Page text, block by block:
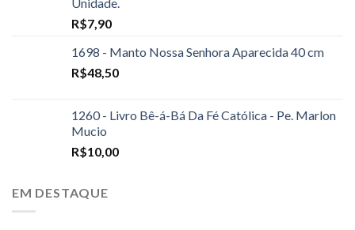
R$7,90
1698 - Manto Nossa Senhora Aparecida 40 cm
R$48,50
1260 - Livro Bê-á-Bá Da Fé Católica - Pe. Marlon
Mucio
R$10,00
EM DESTAQUE